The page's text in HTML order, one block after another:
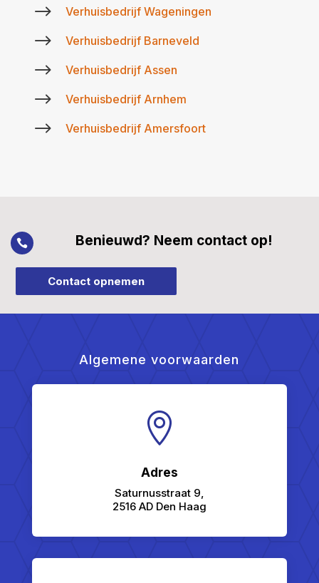
$ Verhuisbedrijf Wageningen
$ Verhuisbedrijf Barneveld
$ Verhuisbedrijf Assen
$ Verhuisbedrijf Arnhem
$ Verhuisbedrijf Amersfoort
 Benieuwd? Neem contact op!
Contact opnemen
Algemene voorwaarden

Adres
Saturnusstraat 9,
2516 AD Den Haag